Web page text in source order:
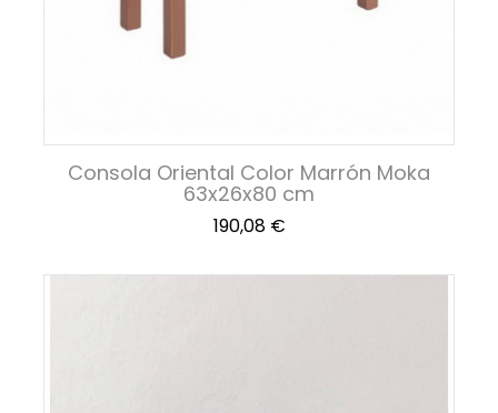
Consola Oriental Color Marrón Moka
63x26x80 cm
Precio
190,08 €